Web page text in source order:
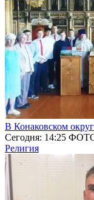
В Конаковском
Сегодня: 14:25
Религия